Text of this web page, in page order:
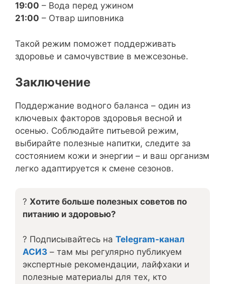
19:00 – Вода перед ужином
21:00 – Отвар шиповника
Такой режим поможет поддерживать
здоровье и самочувствие в межсезонье.
Заключение
Поддержание водного баланса – один из
ключевых факторов здоровья весной и
осенью. Соблюдайте питьевой режим,
выбирайте полезные напитки, следите за
состоянием кожи и энергии – и ваш организм
легко адаптируется к смене сезонов.
? Хотите больше полезных советов по
питанию и здоровью?
? Подписывайтесь на Telegram-канал
АСИЗ – там мы регулярно публикуем
экспертные рекомендации, лайфхаки и
полезные материалы для тех, кто